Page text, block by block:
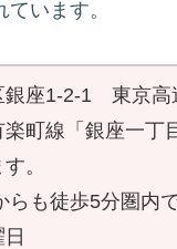
います。
銀座1-2-1 東京高
町線「銀座一丁
。
も徒歩5分圏内で